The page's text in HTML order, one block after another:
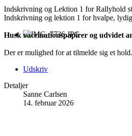
Indskrivning og Lektion 1 for Rallyhold
Indskrivning og lektion 1 for hvalpe,
Husk vaccinationspapirer og udvidet
Der er mulighed for at tilmelde sig et
Udskriv
Detaljer
Sanne Carlsen
14. februar 2026